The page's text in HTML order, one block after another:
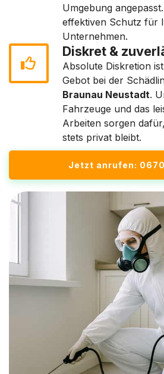
Umgebung
effektiven Schutz für
Unternehmen.
Diskret &
Absolute Diskretion
Gebot bei der
Braunau Neustadt.
Fahrzeuge und das
Arbeiten sorgen
stets privat bleibt.
Jetzt anrufen: